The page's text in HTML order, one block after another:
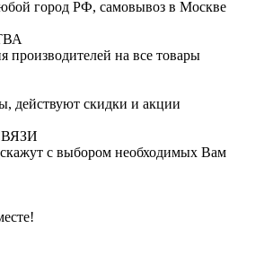
город РФ, самовывоз в Москве
производителей на все товары
действуют скидки и акции
с выбором необходимых Вам